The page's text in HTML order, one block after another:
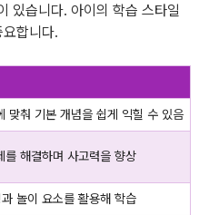
있습니다. 아이의 학습 스타일
합니다.
맞춰 기본 개념을 쉽게 익힐 수 있음
를 해결하며 사고력을 향상
놀이 요소를 활용해 학습